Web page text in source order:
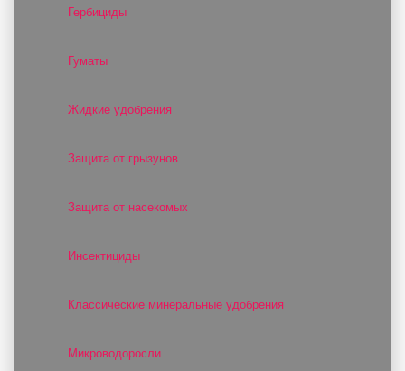
Гербициды
Гуматы
Жидкие удобрения
Защита от грызунов
Защита от насекомых
Инсектициды
Классические минеральные удобрения
Микроводоросли